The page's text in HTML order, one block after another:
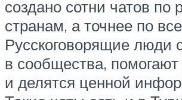
создано сотни чатов по
странам, а точнее по
Русскоговорящие люди
в сообщества, помогают
и делятся ценной